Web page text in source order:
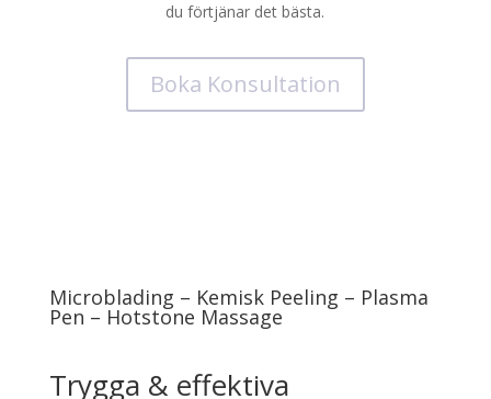
du förtjänar det bästa.
Boka Konsultation
Microblading – Kemisk Peeling – Plasma
Pen – Hotstone Massage
Trygga & effektiva